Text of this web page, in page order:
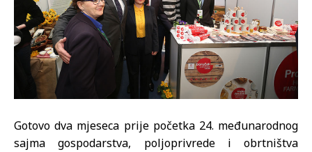
Gotovo dva mjeseca prije početka 24. međunarodnog
sajma gospodarstva, poljoprivrede i obrtništva